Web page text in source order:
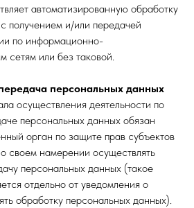
автоматизированную обработку
получением и/или передачей
по информационно-
сетям или без таковой.
персональных данных
осуществления деятельности по
персональных данных обязан
орган по защите прав субъектов
своем намерении осуществлять
персональных данных (такое
отдельно от уведомления о
обработку персональных данных).